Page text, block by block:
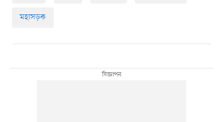
মহাসড়ক